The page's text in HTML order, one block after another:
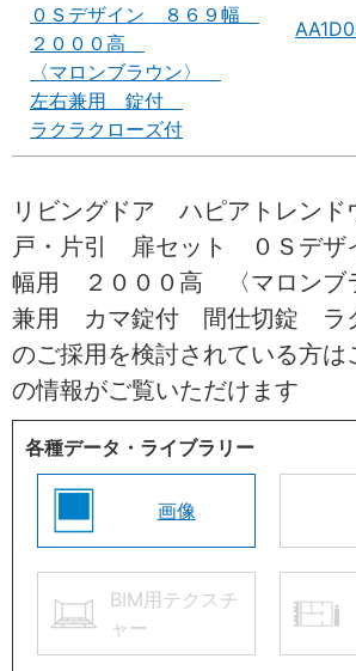
０Ｓデザイン ８６９幅
２０００高
〈マロンブラウン〉
左右兼用 錠付
ラクラクローズ付
リビングドア ハピアトレン
戸・片引 扉セット ０Ｓデザ
幅用 ２０００高 〈マロンブ
兼用 カマ錠付 間仕切錠 ラ
のご採用を検討されている方は
の情報がご覧いただけます
各種データ・ライブラリー
画像
BIM用テクスチ
ャー